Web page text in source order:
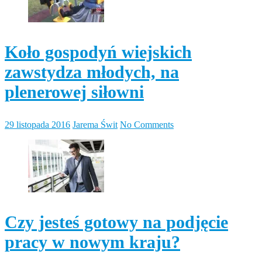
Koło gospodyń wiejskich
zawstydza młodych, na
plenerowej siłowni
29 listopada 2016 Jarema Świt No Comments
Czy jesteś gotowy na podjęcie
pracy w nowym kraju?